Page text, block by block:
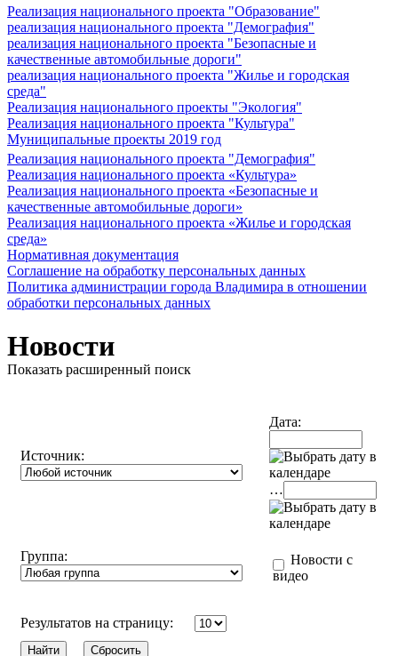
Реализация национального проекта "Образование"
реализация национального проекта "Демография"
реализация национального проекта "Безопасные и
качественные автомобильные дороги"
реализация национального проекта "Жилье и городская
среда"
Реализация национального проекты "Экология"
Реализация национального проекта "Культура"
Муниципальные проекты 2019 год
Реализация национального проекта "Демография"
Реализация национального проекта «Культура»
Реализация национального проекта «Безопасные и
качественные автомобильные дороги»
Реализация национального проекта «Жилье и городская
среда»
Нормативная документация
Соглашение на обработку персональных данных
Политика администрации города Владимира в отношении
обработки персональных данных
Новости
Показать расширенный поиск
Источник:
Дата:
…
Группа:
Новости с
видео
Результатов на страницу: